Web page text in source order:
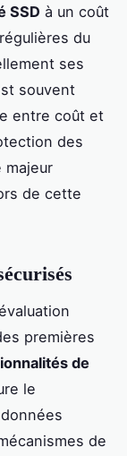
SSD à un coût
du
ses
souvent
entre coût et
des
majeur
de cette
premières
de
le
de